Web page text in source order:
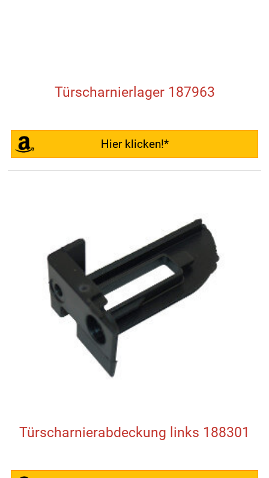
Türscharnierlager 187963
Hier klicken!*
Türscharnierabdeckung links 188301